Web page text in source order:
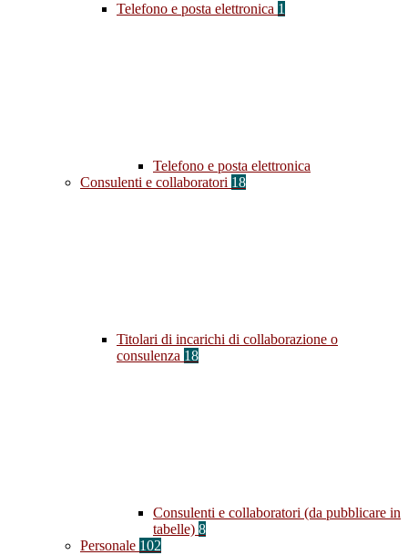
Telefono e posta elettronica 1
Telefono e posta elettronica
Consulenti e collaboratori 18
Titolari di incarichi di collaborazione o
consulenza 18
Consulenti e collaboratori (da pubblicare in
tabelle) 8
Personale 102